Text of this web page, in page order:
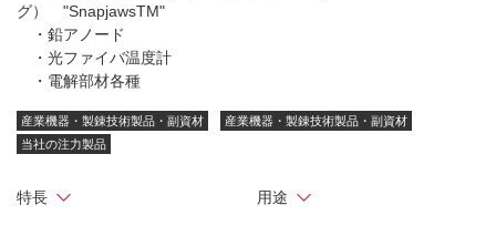
グ） "SnapjawsTM"
・鉛アノード
・光ファイバ温度計
・電解部材各種
産業機器・製錬技術製品・副資材
産業機器・製錬技術製品・副資材
当社の注力製品
特長 用途